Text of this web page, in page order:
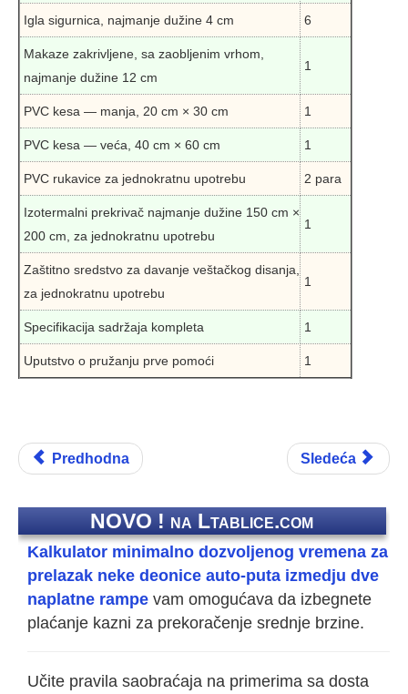
Igla sigurnica, najmanje dužine 4 cm 6
Makaze zakrivljene, sa zaobljenim vrhom,
najmanje dužine 12 cm
1
PVC kesa — manja, 20 cm × 30 cm 1
PVC kesa — veća, 40 cm × 60 cm 1
PVC rukavice za jednokratnu upotrebu 2 para
Izotermalni prekrivač najmanje dužine 150 cm ×
200 cm, za jednokratnu upotrebu
1
Zaštitno sredstvo za davanje veštačkog disanja,
za jednokratnu upotrebu
1
Specifikacija sadržaja kompleta 1
Uputstvo o pružanju prve pomoći 1
Predhodna Sledeća
NOVO ! na Ltablice.com
Kalkulator minimalno dozvoljenog vremena za
prelazak neke deonice auto-puta izmedju dve
naplatne rampe vam omogućava da izbegnete
plaćanje kazni za prekoračenje srednje brzine.
Učite pravila saobraćaja na primerima sa dosta